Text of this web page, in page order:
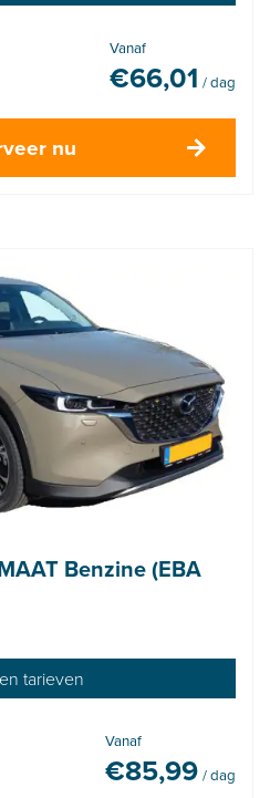
Vanaf
€66,01 / dag
nu
Benzine (EBA
tarieven
Vanaf
€85,99 / dag